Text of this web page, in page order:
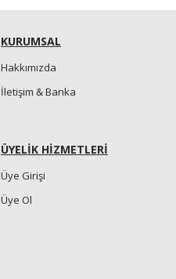
KURUMSAL
Hakkımızda
İletişim & Banka
ÜYELİK HİZMETLERİ
Üye Girişi
Üye Ol